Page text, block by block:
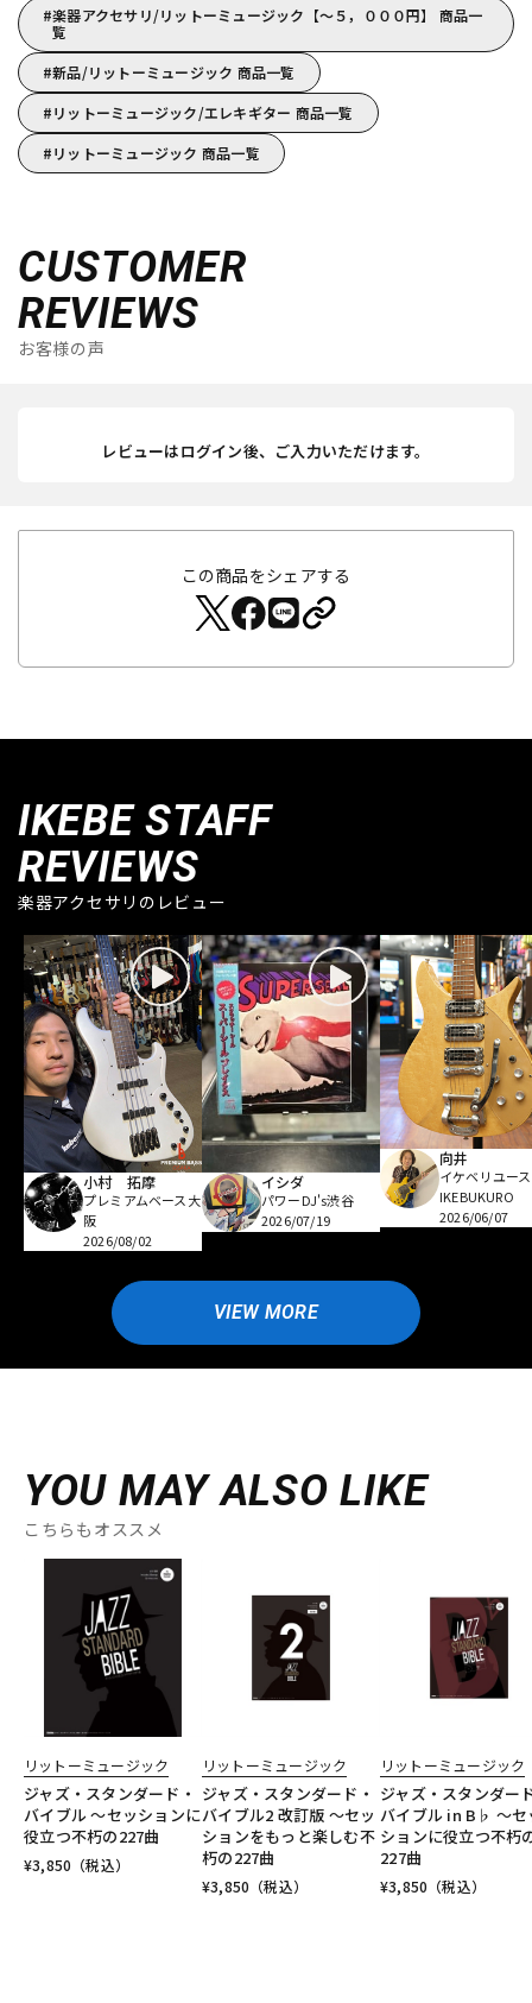
楽器アクセサリ/リットーミュージック【～５，０００円】 商品一
覧
新品/リットーミュージック 商品一覧
リットーミュージック/エレキギター 商品一覧
リットーミュージック 商品一覧
CUSTOMER
REVIEWS
お客様の声
レビューはログイン後、ご入力いただけます。
この商品をシェアする
IKEBE STAFF
REVIEWS
楽器アクセサリのレビュー
小村 拓摩
プレミアムベース大
阪
2026/08/02
イシダ
パワーDJ's渋谷
2026/07/19
向井
イケベリユース
IKEBUKURO
2026/06/07
VIEW MORE
YOU MAY ALSO LIKE
こちらもオススメ
リットーミュージック
ジャズ・スタンダード・
バイブル ～セッションに
役立つ不朽の227曲
¥3,850 （税込）
リットーミュージック
ジャズ・スタンダード・
バイブル2 改訂版 ～セッ
ションをもっと楽しむ不
朽の227曲
¥3,850 （税込）
リットーミュージック
ジャズ・スタンダー
バイブル in B♭ ～セ
ションに役立つ不朽
227曲
¥3,850 （税込）